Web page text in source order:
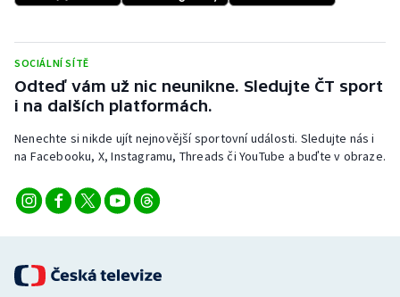
SOCIÁLNÍ SÍTĚ
Odteď vám už nic neunikne. Sledujte ČT sport
i na dalších platformách.
Nenechte si nikde ujít nejnovější sportovní události. Sledujte nás i
na Facebooku, X, Instagramu, Threads či YouTube a buďte v obraze.